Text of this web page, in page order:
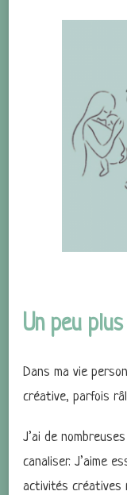
Un peu
Dans ma vie
créative, parfois
J’ai de
canaliser. J’aime
activités créatives